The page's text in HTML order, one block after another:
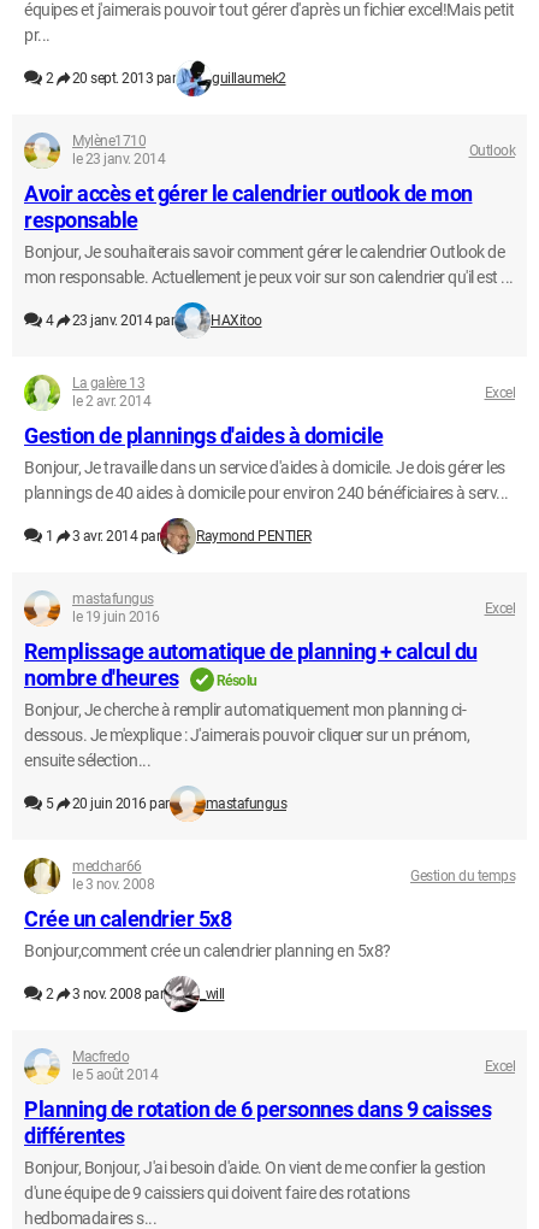
équipes et j'aimerais pouvoir tout gérer d'après un fichier excel!Mais petit
pr...
2 20 sept. 2013 par guillaumek2
Mylène1710
le 23 janv. 2014
Outlook
Avoir accès et gérer le calendrier outlook de mon
responsable
Bonjour, Je souhaiterais savoir comment gérer le calendrier Outlook de
mon responsable. Actuellement je peux voir sur son calendrier qu'il est ...
4 23 janv. 2014 par HAXitoo
La galère 13
le 2 avr. 2014
Excel
Gestion de plannings d'aides à domicile
Bonjour, Je travaille dans un service d'aides à domicile. Je dois gérer les
plannings de 40 aides à domicile pour environ 240 bénéficiaires à serv...
1 3 avr. 2014 par Raymond PENTIER
mastafungus
le 19 juin 2016
Excel
Remplissage automatique de planning + calcul du
nombre d'heures
Résolu
Bonjour, Je cherche à remplir automatiquement mon planning ci-
dessous. Je m'explique : J'aimerais pouvoir cliquer sur un prénom,
ensuite sélection...
5 20 juin 2016 par mastafungus
medchar66
le 3 nov. 2008
Gestion du temps
Crée un calendrier 5x8
Bonjour,comment crée un calendrier planning en 5x8?
2 3 nov. 2008 par _will
Macfredo
le 5 août 2014
Excel
Planning de rotation de 6 personnes dans 9 caisses
différentes
Bonjour, Bonjour, J'ai besoin d'aide. On vient de me confier la gestion
d'une équipe de 9 caissiers qui doivent faire des rotations
hedbomadaires s...